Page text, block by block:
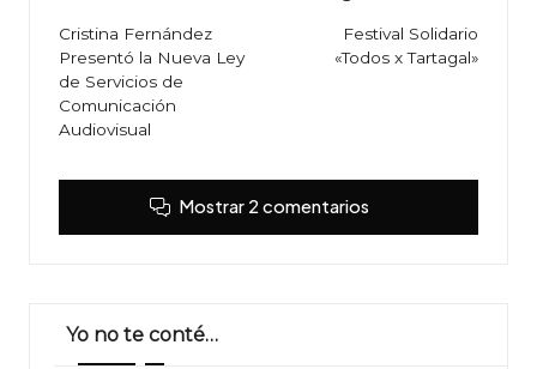
de
entradas
Cristina Fernández
Presentó la Nueva Ley
de Servicios de
Comunicación
Audiovisual
Festival Solidario
«Todos x Tartagal»
Mostrar 2 comentarios
Yo no te conté…